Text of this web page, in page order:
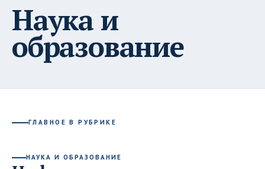
Наука и
образование
ГЛАВНОЕ В РУБРИКЕ
НАУКА И ОБРАЗОВАНИЕ